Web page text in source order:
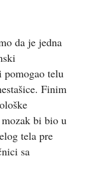
da je jedna
pomogao telu
Finim
mozak bi bio u
tela pre
sa